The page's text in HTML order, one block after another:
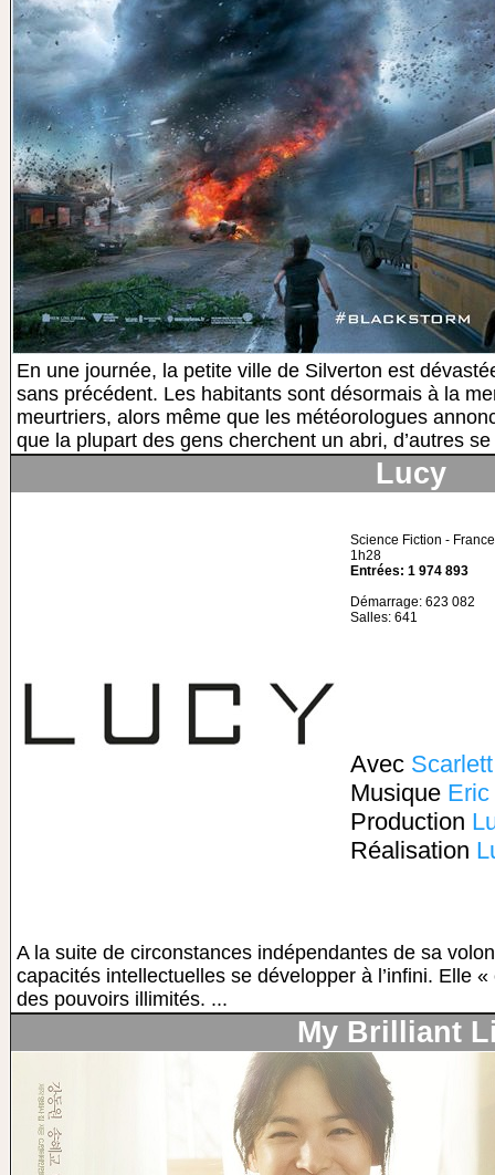
En une journée, la petite ville de Silverton est
sans précédent. Les habitants sont désormais à la
meurtriers, alors même que les météorologues
que la plupart des gens cherchent un abri, d’autres
Lucy
Science Fiction - France
1h28
Entrées: 1 974 893
Démarrage: 623 082
Salles: 641
Avec
Musique
Production
Réalisation
A la suite de circonstances indépendantes de sa
capacités intellectuelles se développer à l’infini. Elle
des pouvoirs illimités. ...
My Brilliant